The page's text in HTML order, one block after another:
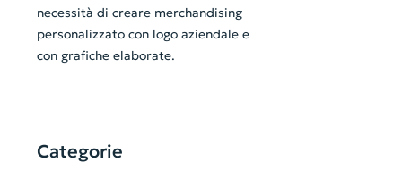
necessità di creare merchandising
personalizzato con logo aziendale e
con grafiche elaborate.
Categorie